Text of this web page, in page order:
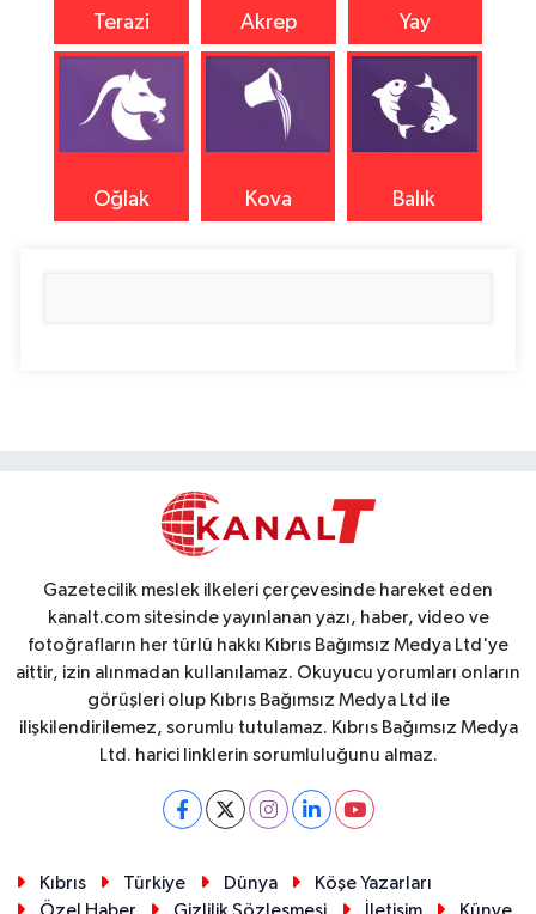
Terazi Akrep Yay
Oğlak Kova Balık
Gazetecilik meslek ilkeleri çerçevesinde hareket eden
kanalt.com sitesinde yayınlanan yazı, haber, video ve
fotoğrafların her türlü hakkı Kıbrıs Bağımsız Medya Ltd'ye
aittir, izin alınmadan kullanılamaz. Okuyucu yorumları onların
görüşleri olup Kıbrıs Bağımsız Medya Ltd ile
ilişkilendirilemez, sorumlu tutulamaz. Kıbrıs Bağımsız Medya
Ltd. harici linklerin sorumluluğunu almaz.
Kıbrıs Türkiye Dünya
Köşe Yazarları